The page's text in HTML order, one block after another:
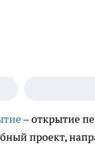
– открытие
проект,